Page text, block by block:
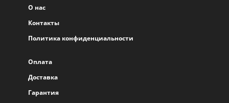
О нас
Контакты
Политика конфиденциальности
Оплата
Доставка
Гарантия